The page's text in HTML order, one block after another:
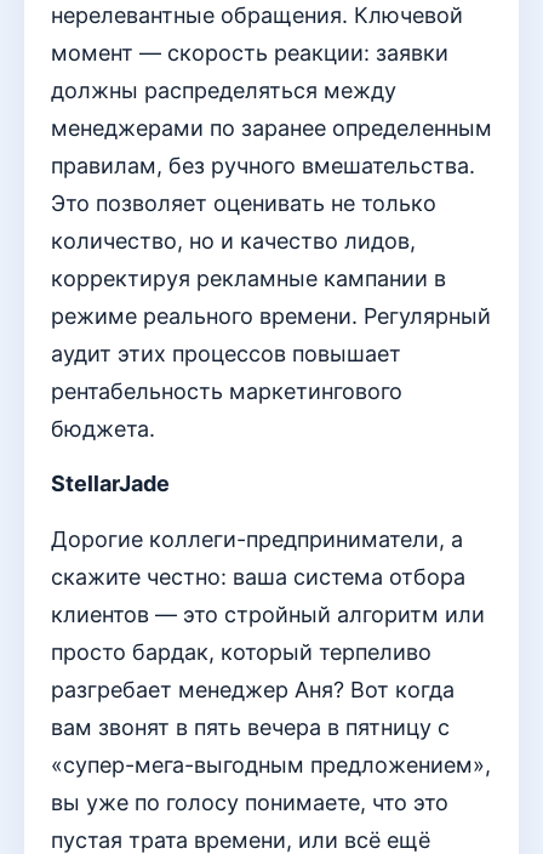
нерелевантные обращения. Ключевой
момент — скорость реакции: заявки
должны распределяться между
менеджерами по заранее определенным
правилам, без ручного вмешательства.
Это позволяет оценивать не только
количество, но и качество лидов,
корректируя рекламные кампании в
режиме реального времени. Регулярный
аудит этих процессов повышает
рентабельность маркетингового
бюджета.
StellarJade
Дорогие коллеги-предприниматели, а
скажите честно: ваша система отбора
клиентов — это стройный алгоритм или
просто бардак, который терпеливо
разгребает менеджер Аня? Вот когда
вам звонят в пять вечера в пятницу с
«супер-мега-выгодным предложением»,
вы уже по голосу понимаете, что это
пустая трата времени, или всё ещё